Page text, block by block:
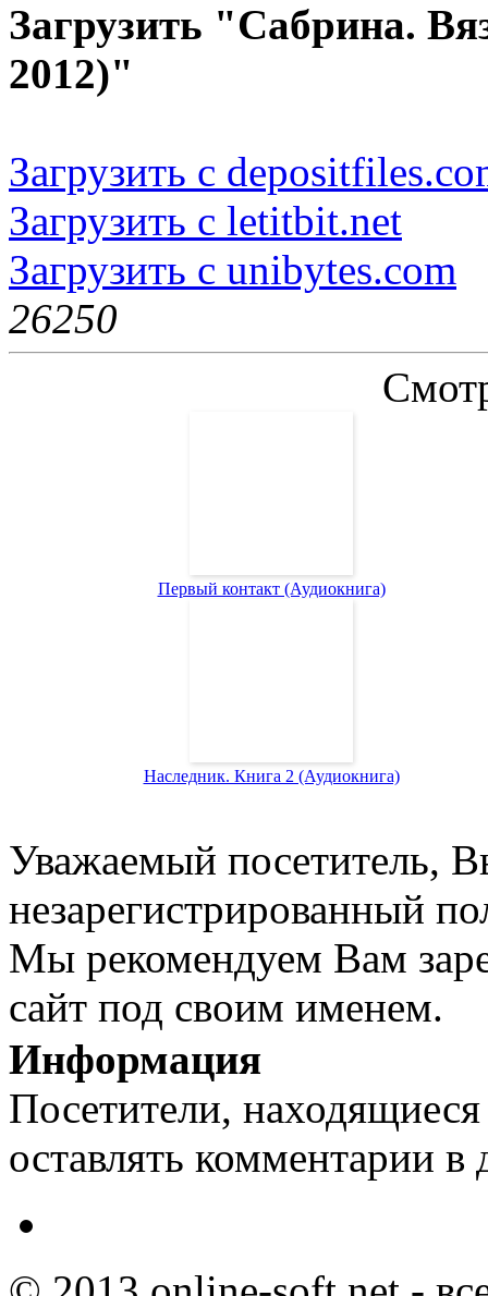
Загрузить "Сабрина.
2012)"
Загрузить с
Загрузить с letitbit.net
Загрузить с unibytes.com
26250
Первый контакт (Аудиокнига)
Наследник. Книга 2 (Аудиокнига)
Уважаемый посетитель,
незарегистрированный
Мы рекомендуем Вам
сайт под своим именем.
Информация
Посетители,
оставлять комментарии в